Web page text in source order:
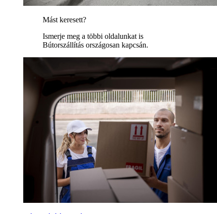
Mást keresett?
Ismerje meg a többi oldalunkat is
Bútorszállítás országosan kapcsán.